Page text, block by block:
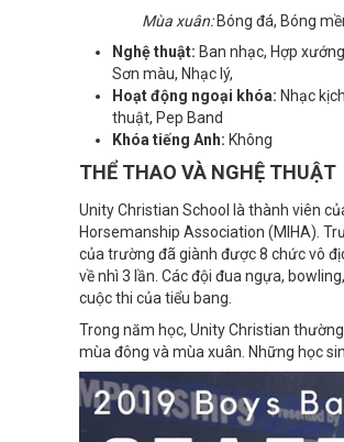
Mùa xuân: Bóng đá, Bóng
Nghệ thuật: Ban nhạc, Hợp
Sơn màu, Nhạc lý,
Hoạt động ngoại khóa: Nhạc
thuật, Pep Band
Khóa tiếng Anh: Không
THỂ THAO VÀ NGHỆ THUẬT
Unity Christian School là thành viên
Horsemanship Association (MIHA).
của trường đã giành được 8 chức vô
về nhì 3 lần. Các đội đua ngựa,
cuộc thi của tiểu bang.
Trong năm học, Unity Christian
mùa đông và mùa xuân. Những học